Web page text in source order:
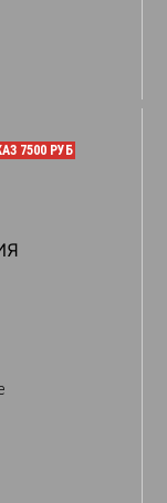
7500 РУБ